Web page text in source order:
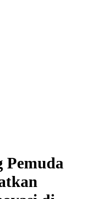
Pemuda